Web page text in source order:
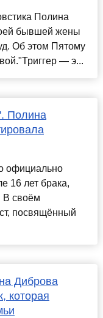
Полина
бывшей жены
Об этом Пятому
— э...
Полина
официально
16 лет брака,
В своём
посвящённый
Диброва
которая